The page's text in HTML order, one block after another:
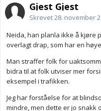
Gjest Gjest
Skrevet28. november
Neida, han planla ikke å kjøre
overlagt drap, som har en
Man straffer folk for
bidra til at folk utviser mer
eksempel i trafikken.
Jeg har forståelse for at
mindre, men dette er jo snakk